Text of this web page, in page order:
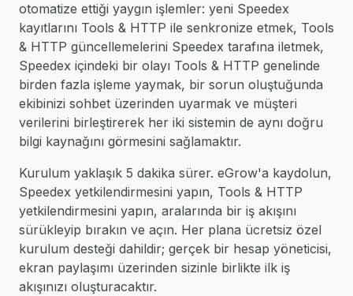
otomatize ettiği yaygın işlemler: yeni Speedex
kayıtlarını Tools & HTTP ile senkronize etmek, Tools
& HTTP güncellemelerini Speedex tarafına iletmek,
Speedex içindeki bir olayı Tools & HTTP genelinde
birden fazla işleme yaymak, bir sorun oluştuğunda
ekibinizi sohbet üzerinden uyarmak ve müşteri
verilerini birleştirerek her iki sistemin de aynı doğru
bilgi kaynağını görmesini sağlamaktır.
Kurulum yaklaşık 5 dakika sürer. eGrow'a kaydolun,
Speedex yetkilendirmesini yapın, Tools & HTTP
yetkilendirmesini yapın, aralarında bir iş akışını
sürükleyip bırakın ve açın. Her plana ücretsiz özel
kurulum desteği dahildir; gerçek bir hesap yöneticisi,
ekran paylaşımı üzerinden sizinle birlikte ilk iş
akışınızı oluşturacaktır.